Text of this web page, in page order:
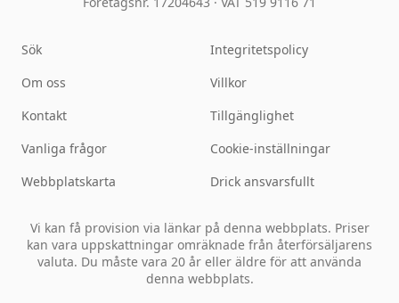
Sök
Om oss
Kontakt
Vanliga frågor
Webbplatskarta
Integritetspolicy
Villkor
Tillgänglighet
Cookie-inställningar
Drick ansvarsfullt
Vi kan få provision via länkar på denna webbplats. Priser
kan vara uppskattningar omräknade från återförsäljarens
valuta. Du måste vara 20 år eller äldre för att använda
denna webbplats.